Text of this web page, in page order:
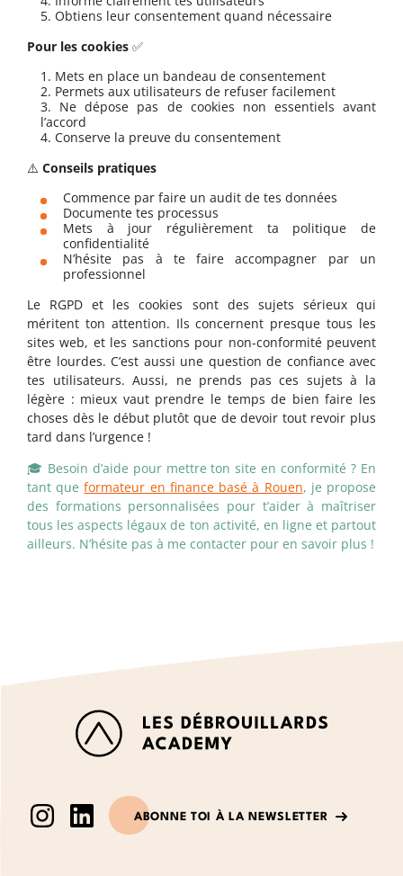
Obtiens leur consentement quand nécessaire
Pour les cookies ✅
Mets en place un bandeau de consentement
Permets aux utilisateurs de refuser facilement
Ne dépose pas de cookies non essentiels avant
l’accord
Conserve la preuve du consentement
⚠️ Conseils pratiques
Commence par faire un audit de tes données
Documente tes processus
Mets à jour régulièrement ta politique de
confidentialité
N’hésite pas à te faire accompagner par un
professionnel
Le RGPD et les cookies sont des sujets sérieux qui
méritent ton attention. Ils concernent presque tous les
sites web, et les sanctions pour non-conformité peuvent
être lourdes. C’est aussi une question de confiance avec
tes utilisateurs. Aussi, ne prends pas ces sujets à la
légère : mieux vaut prendre le temps de bien faire les
choses dès le début plutôt que de devoir tout revoir plus
tard dans l’urgence !
🎓 Besoin d’aide pour mettre ton site en conformité ? En
tant queformateur en finance basé à Rouen, je propose
des formations personnalisées pour t’aider à maîtriser
tous les aspects légaux de ton activité, en ligne et partout
ailleurs. N’hésite pas à me contacter pour en savoir plus !
ABONNE TOI À LA NEWSLETTER